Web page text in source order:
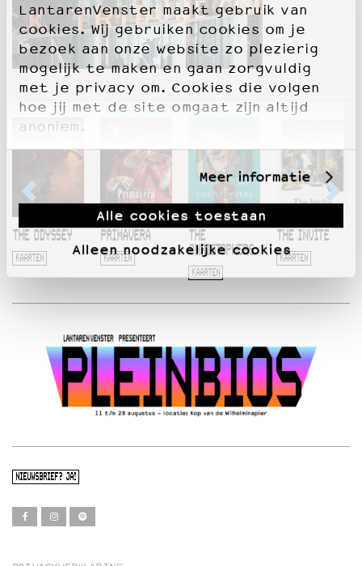
LantarenVenster maakt gebruik van
cookies. Wij gebruiken cookies om je
bezoek aan onze website zo plezierig
mogelijk te maken en gaan zorgvuldig
met je privacy om. Cookies die volgen
hoe jij met de site omgaat zijn altijd
anoniem.
Meer informatie
Alle cookies toestaan
Alleen noodzakelijke cookies
Huisregels
Privacyverklaring
Integriteits- en gedragscode
Duurzaamheid
Culturele boycot Israël
Ruimte voor artistieke vrijheid – VNPF
THE ODYSSEY
KAARTEN
PRIMAVERA
KAARTEN
THE
CHRISTOPHERS
KAARTEN
THE INVITE
KAARTEN
NIEUWSBRIEF? JA!